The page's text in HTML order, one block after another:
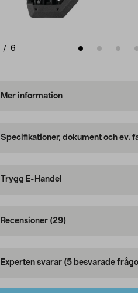
/ 6
Mer information
Specifikationer, dokument och ev.
Trygg E-Handel
Recensioner (29)
Experten svarar (5 besvarade